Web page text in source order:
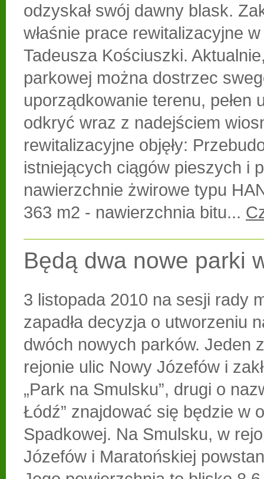
odzyskał swój dawny blask.
właśnie prace rewitalizacyjne
Tadeusza Kościuszki.
parkowej można dostrzec
uporządkowanie terenu, pełen
odkryć wraz z nadejściem
rewitalizacyjne objęły:
istniejących ciągów pieszych i
nawierzchnie żwirowe typu
363 m2 - nawierzchnia bitu...
Będą dwa nowe parki
3 listopada 2010 na sesji rady
zapadła decyzja o utworzeniu
dwóch nowych parków. Jeden
rejonie ulic Nowy Józefów i
„Park na Smulsku”, drugi o
Łódź” znajdować się będzie w
Spadkowej. Na Smulsku, w
Józefów i Maratońskiej